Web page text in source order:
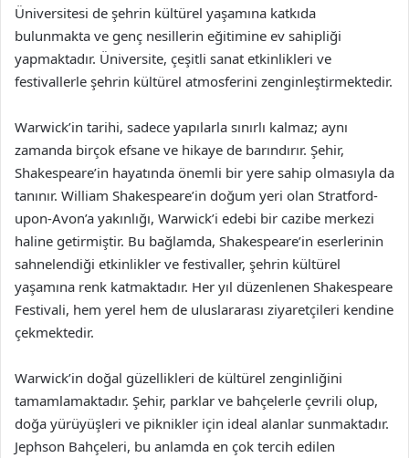
Üniversitesi de şehrin kültürel yaşamına katkıda
bulunmakta ve genç nesillerin eğitimine ev sahipliği
yapmaktadır. Üniversite, çeşitli sanat etkinlikleri ve
festivallerle şehrin kültürel atmosferini zenginleştirmektedir.
Warwick’in tarihi, sadece yapılarla sınırlı kalmaz; aynı
zamanda birçok efsane ve hikaye de barındırır. Şehir,
Shakespeare’in hayatında önemli bir yere sahip olmasıyla da
tanınır. William Shakespeare’in doğum yeri olan Stratford-
upon-Avon’a yakınlığı, Warwick’i edebi bir cazibe merkezi
haline getirmiştir. Bu bağlamda, Shakespeare’in eserlerinin
sahnelendiği etkinlikler ve festivaller, şehrin kültürel
yaşamına renk katmaktadır. Her yıl düzenlenen Shakespeare
Festivali, hem yerel hem de uluslararası ziyaretçileri kendine
çekmektedir.
Warwick’in doğal güzellikleri de kültürel zenginliğini
tamamlamaktadır. Şehir, parklar ve bahçelerle çevrili olup,
doğa yürüyüşleri ve piknikler için ideal alanlar sunmaktadır.
Jephson Bahçeleri, bu anlamda en çok tercih edilen